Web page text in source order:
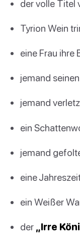
der volle Titel
Tyrion Wein
eine Frau ihre
jemand
jemand
ein
jemand
eine
ein Weißer
der „Irre